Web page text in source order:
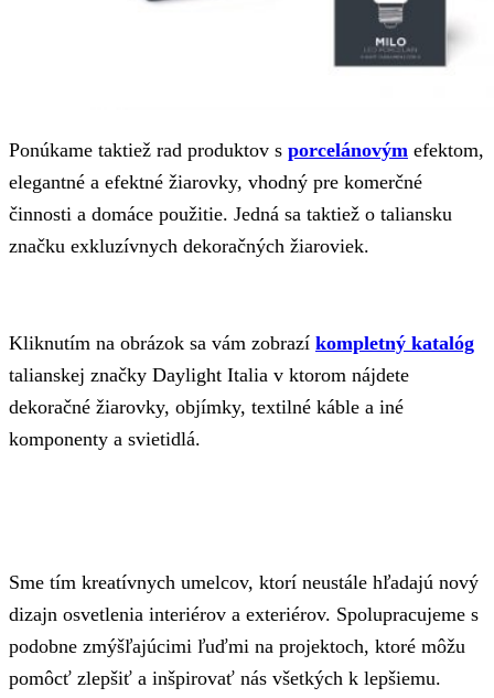
Ponúkame taktiež rad produktov s porcelánovým efektom,
elegantné a efektné žiarovky, vhodný pre komerčné
činnosti a domáce použitie. Jedná sa taktiež o taliansku
značku exkluzívnych dekoračných žiaroviek.
Kliknutím na obrázok sa vám zobrazí kompletný katalóg
talianskej značky Daylight Italia v ktorom nájdete
dekoračné žiarovky, objímky, textilné káble a iné
komponenty a svietidlá.
Sme tím kreatívnych umelcov, ktorí neustále hľadajú nový
dizajn osvetlenia interiérov a exteriérov. Spolupracujeme s
podobne zmýšľajúcimi ľuďmi na projektoch, ktoré môžu
pomôcť zlepšiť a inšpirovať nás všetkých k lepšiemu.